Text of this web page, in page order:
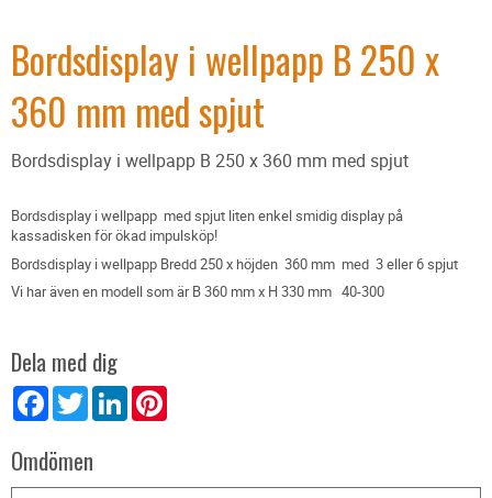
Bordsdisplay i wellpapp B 250 x
360 mm med spjut
Bordsdisplay i wellpapp B 250 x 360 mm med spjut
Bordsdisplay i wellpapp med spjut liten enkel smidig display på
kassadisken för ökad impulsköp!
Bordsdisplay i wellpapp Bredd 250 x höjden 360 mm med 3 eller 6 spjut
Vi har även en modell som är B 360 mm x H 330 mm 40-300
Dela med dig
FacebookTwitter LinkedIn
Omdömen